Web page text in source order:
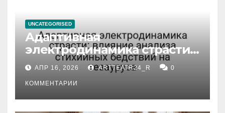
UNCATEGORISED
Адаптивная
электродинамика страсти:
влияние анализа
стихийных бедствий на
тезауруса
АПР 16, 2026 ARTTEATR24_R 0
КОММЕНТАРИИ